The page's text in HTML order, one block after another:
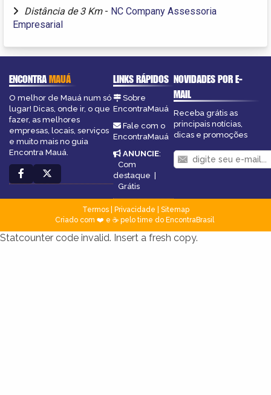
Distância de 3 Km - NC Company Assessoria
Empresarial
ENCONTRAMAUÁ
O melhor de Mauá num só
lugar! Dicas, onde ir, o que
fazer, as melhores
empresas, locais, serviços
e muito mais no guia
Encontra Mauá.
LINKS RÁPIDOS
Sobre
EncontraMauá
Fale com o
EncontraMauá
ANUNCIE:
Com
destaque |
Grátis
NOVIDADES POR E-
MAIL
Receba grátis as
principais notícias,
dicas e promoções
Termos| Privacidade
Sitemap
Criado com ❤️ e ☕ pelo time do EncontraBrasil
Statcounter code invalid. Insert a fresh copy.